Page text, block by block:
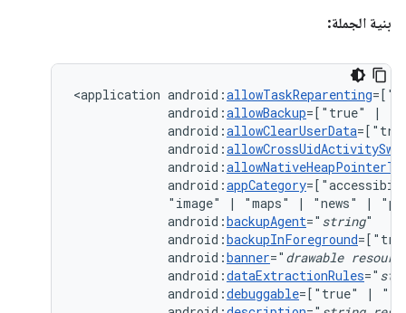
بنية الجملة:
<application android:allowTaskReparenting
android:allowBackup=["true"
|
android:allowClearUserData
android:
android:
android:appCategory
"image"
| "maps" | "news" |
android:backupAgent=" string
android:backupInForeground
android:banner=" drawable
android:dataExtractionRules="
android:debuggable=["true"
|